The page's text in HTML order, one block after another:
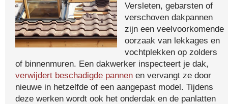
Versleten, gebarsten of
verschoven dakpannen
zijn een veelvoorkomende
oorzaak van lekkages en
vochtplekken op zolders
of binnenmuren. Een dakwerker inspecteert je dak,
verwijdert beschadigde pannen en vervangt ze door
nieuwe in hetzelfde of een aangepast model. Tijdens
deze werken wordt ook het onderdak en de panlatten